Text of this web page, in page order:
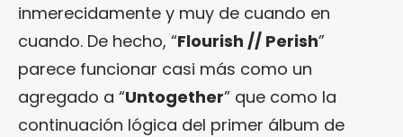
inmerecidamente y muy de cuando en
cuando. De hecho, “Flourish // Perish”
parece funcionar casi más como un
agregado a “Untogether” que como la
continuación lógica del primer álbum de